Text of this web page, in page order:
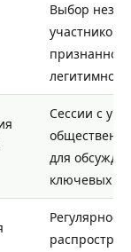
Выбор
участников с
признанной
Сессии с
для
ключевых
Регулярное